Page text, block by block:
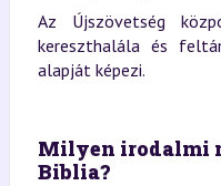
Az Újszövetség
kereszthalála és
alapját képezi.
Milyen irodalmi
Biblia?